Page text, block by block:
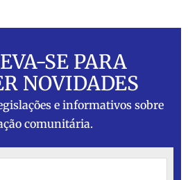
SE PARA
NOVIDADES
e informativos sobre
comunitária.